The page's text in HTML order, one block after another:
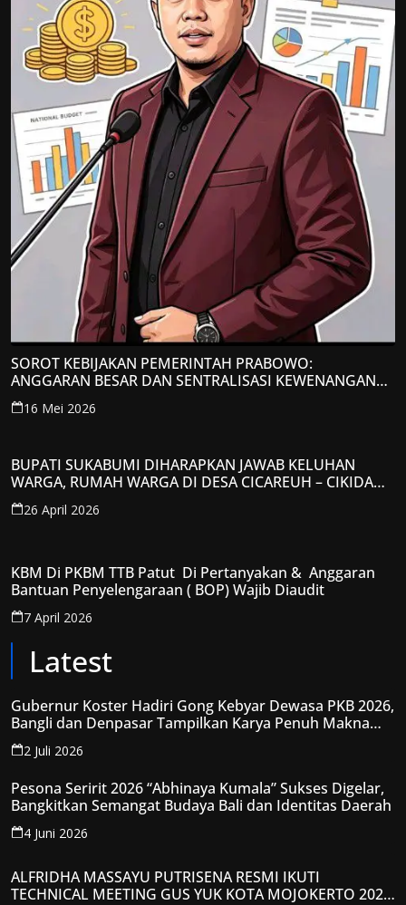
SOROT KEBIJAKAN PEMERINTAH PRABOWO:
ANGGARAN BESAR DAN SENTRALISASI KEWENANGAN
JADI PERHATIAN; LPP-TIPIKOR RI BERIKAN TANGGAPAN
KRITIS
16 Mei 2026
BUPATI SUKABUMI DIHARAPKAN JAWAB KELUHAN
WARGA, RUMAH WARGA DI DESA CICAREUH – CIKIDANG
DIAMBRUKAN
26 April 2026
KBM Di PKBM TTB Patut Di Pertanyakan & Anggaran
Bantuan Penyelengaraan ( BOP) Wajib Diaudit
7 April 2026
Latest
Gubernur Koster Hadiri Gong Kebyar Dewasa PKB 2026,
Bangli dan Denpasar Tampilkan Karya Penuh Makna
Spiritual
2 Juli 2026
Pesona Seririt 2026 “Abhinaya Kumala” Sukses Digelar,
Bangkitkan Semangat Budaya Bali dan Identitas Daerah
4 Juni 2026
ALFRIDHA MASSAYU PUTRISENA RESMI IKUTI
TECHNICAL MEETING GUS YUK KOTA MOJOKERTO 2026,